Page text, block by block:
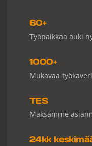
60+
Työpaikkaa auki
1000+
Mukavaa
TES
Maksamme
24kk